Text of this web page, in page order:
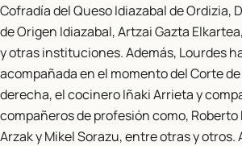
Cofradía del Queso Idiazabal de Ordizia,
de Origen Idiazabal, Artzai Gazta
y otras instituciones. Además, Lourdes
acompañada en el momento del Corte
derecha, el cocinero Iñaki Arrieta y
compañeros de profesión como, Roberto
Arzak y Mikel Sorazu, entre otras y otros.